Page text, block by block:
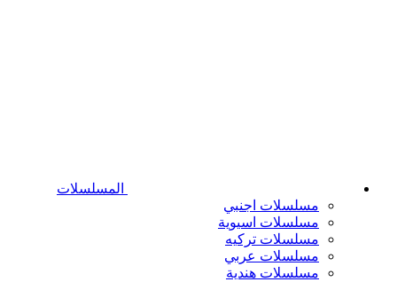
المسلسلات
مسلسلات اجنبي
مسلسلات اسيوية
مسلسلات تركيه
مسلسلات عربي
مسلسلات هندية